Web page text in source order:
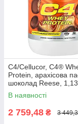
C4/Cellucor, C4®
Protein, арахісова
шоколад Reese, 1,13
фунта), Київ
В наявності
2 759,48 ₴ 3